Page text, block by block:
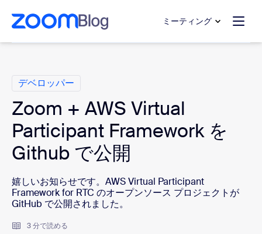
テンツへスキップ
ットへスキップ
ミーティング
デベロッパー
Zoom + AWS Virtual
Participant Framework を
Github で公開
嬉しいお知らせです。AWS Virtual Participant
Framework for RTC のオープンソース プロジェクトが
GitHub で公開されました。
3 分で読める